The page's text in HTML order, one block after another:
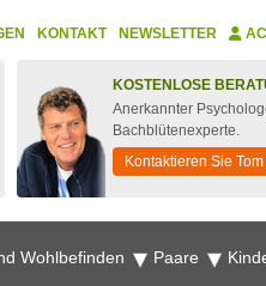
KONTAKT NEWSLETTER
KOSTENLOSE
Anerkannter
Bachblütenexperte.
Kontaktieren Sie Tom
Wohlbefinden Paare